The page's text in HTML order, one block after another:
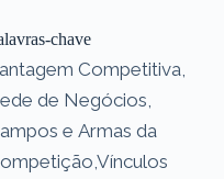
chave
Competitiva,
de Negócios,
e Armas da